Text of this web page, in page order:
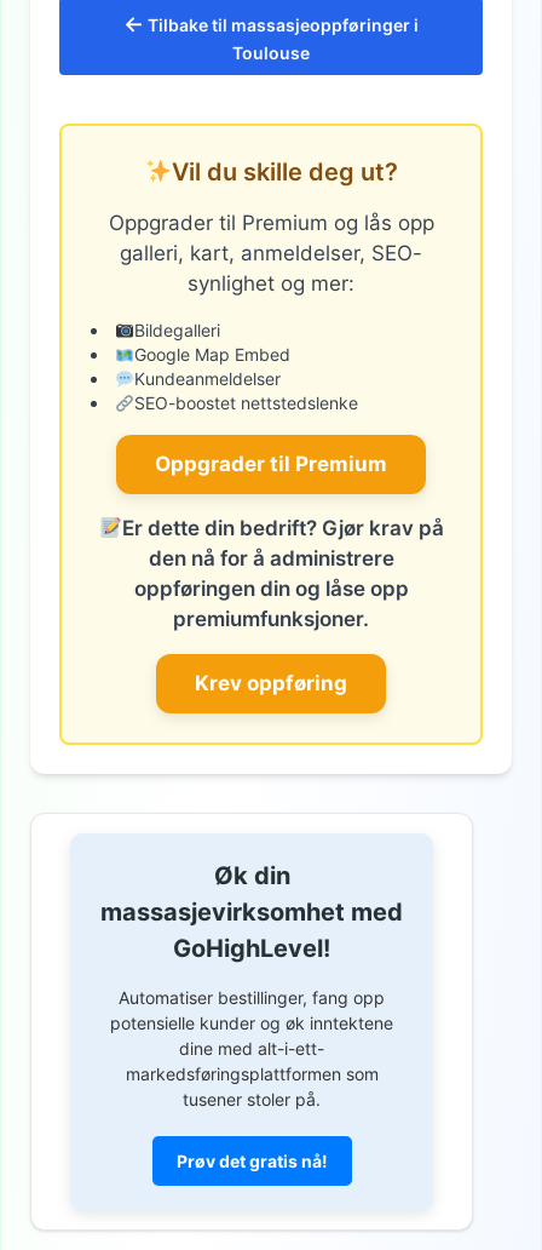
← Tilbake til massasjeoppføringer i
Toulouse
Vil du skille deg ut?
Oppgrader til Premium og lås opp
galleri, kart, anmeldelser, SEO-
synlighet og mer:
Bildegalleri
Google Map Embed
Kundeanmeldelser
SEO-boostet nettstedslenke
Oppgrader til Premium
Er dette din bedrift? Gjør krav på
den nå for å administrere
oppføringen din og låse opp
premiumfunksjoner.
Krev oppføring
Øk din
massasjevirksomhet med
GoHighLevel!
Automatiser bestillinger, fang opp
potensielle kunder og øk inntektene
dine med alt-i-ett-
markedsføringsplattformen som
tusener stoler på.
Prøv det gratis nå!